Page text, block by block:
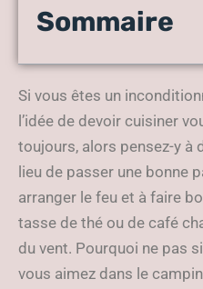
Ce réchaud
façon de
Sommaire
Si vous êtes un
l’idée de devoir cuisiner
toujours, alors pensez-y à
lieu de passer une bonne
arranger le feu et à faire
tasse de thé ou de café
du vent. Pourquoi ne pas
vous aimez dans le